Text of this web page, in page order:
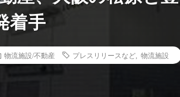
着手
物流施設/不動産 プレスリリースなど 物流施設